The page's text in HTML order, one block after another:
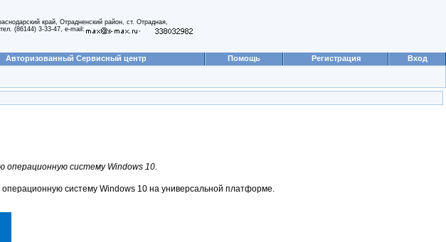
край, Отрадненский район, ст. Отрадная,
(86144) 3-33-47, e-mail:
,
Авторизованный Сервисный центр Помощь Регистрация Вход
операционную систему Windows 10.
систему Windows 10 на универсальной платформе.